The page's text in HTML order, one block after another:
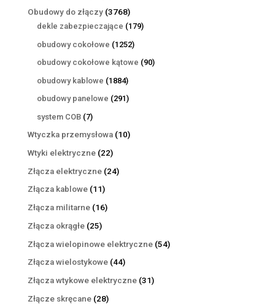
produktów
Obudowy do złączy 37683768
produktów
dekle zabezpieczające 179179
obudowy cokołowe 12521252
produkty
obudowy cokołowe kątowe 9090
obudowy kablowe 18841884
produkty
obudowy panelowe 291291
system COB 77
produktów
Wtyczka przemysłowa 1010
Wtyki elektryczne 2222
produkty
Złącza elektryczne 2424
Złącza kablowe 1111
produktów
Złącza militarne 1616
Złącza okrągłe 2525
produktów
Złącza wielopinowe elektryczne 5454
Złącza wielostykowe 4444
produkty
Złącza wtykowe elektryczne 3131
Złącze skręcane 2828